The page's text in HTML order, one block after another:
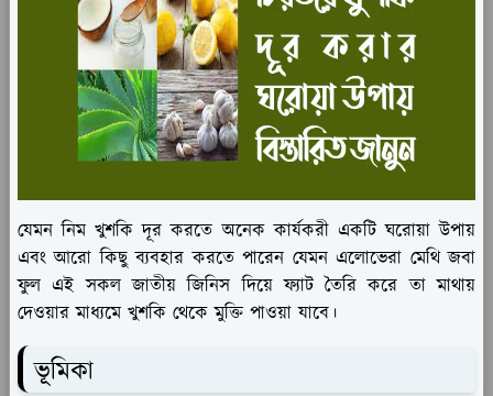
যেমন নিম খুশকি দূর করতে অনেক কার্যকরী একটি ঘরোয়া উপায়
এবং আরো কিছু ব্যবহার করতে পারেন যেমন এলোভেরা মেথি জবা
ফুল এই সকল জাতীয় জিনিস দিয়ে ফ্যাট তৈরি করে তা মাথায়
দেওয়ার মাধ্যমে খুশকি থেকে মুক্তি পাওয়া যাবে।
ভূমিকা